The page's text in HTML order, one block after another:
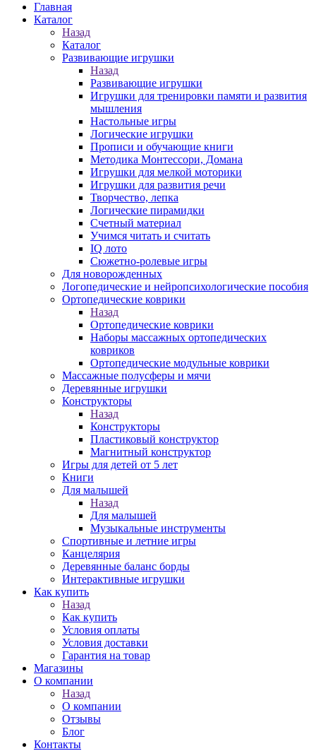
Главная
Каталог
Назад
Каталог
Развивающие игрушки
Назад
Развивающие игрушки
Игрушки для тренировки памяти и развития
мышления
Настольные игры
Логические игрушки
Прописи и обучающие книги
Методика Монтессори, Домана
Игрушки для мелкой моторики
Игрушки для развития речи
Творчество, лепка
Логические пирамидки
Счетный материал
Учимся читать и считать
IQ лото
Сюжетно-ролевые игры
Для новорожденных
Логопедические и нейропсихологические пособия
Ортопедические коврики
Назад
Ортопедические коврики
Наборы массажных ортопедических
ковриков
Ортопедические модульные коврики
Массажные полусферы и мячи
Деревянные игрушки
Конструкторы
Назад
Конструкторы
Пластиковый конструктор
Магнитный конструктор
Игры для детей от 5 лет
Книги
Для малышей
Назад
Для малышей
Музыкальные инструменты
Спортивные и летние игры
Канцелярия
Деревянные баланс борды
Интерактивные игрушки
Как купить
Назад
Как купить
Условия оплаты
Условия доставки
Гарантия на товар
Магазины
О компании
Назад
О компании
Отзывы
Блог
Контакты